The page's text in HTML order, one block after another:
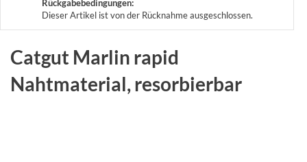
Rückgabebedingungen:
Dieser Artikel ist von der Rücknahme ausgeschlossen.
Catgut Marlin rapid
Nahtmaterial, resorbierbar